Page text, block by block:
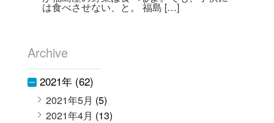
は食べさせない、と。 福島 […]
Archive
2021年 (62)
2021年5月 (5)
2021年4月 (13)